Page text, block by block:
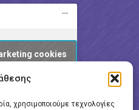
χρησιμοποιούμε τεχνολογίες
cookies